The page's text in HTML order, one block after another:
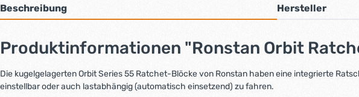
Beschreibung Hersteller
Produktinformationen "Ronstan Orbit
Die kugelgelagerten Orbit Series 55 Ratchet-Blöcke von Ronstan haben eine integrierte
einstellbar oder auch lastabhängig (automatisch einsetzend) zu fahren.